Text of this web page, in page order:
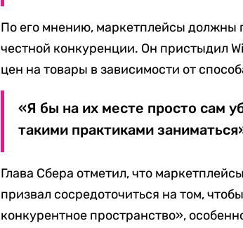
По его мнению, маркетплейсы должны
честной конкуренции. Он пристыдил
цен на товары в зависимости от
«Я бы на их месте просто сам
такими практиками
Глава Сбера отметил, что
призвал сосредоточиться на том,
конкурентное пространство»,